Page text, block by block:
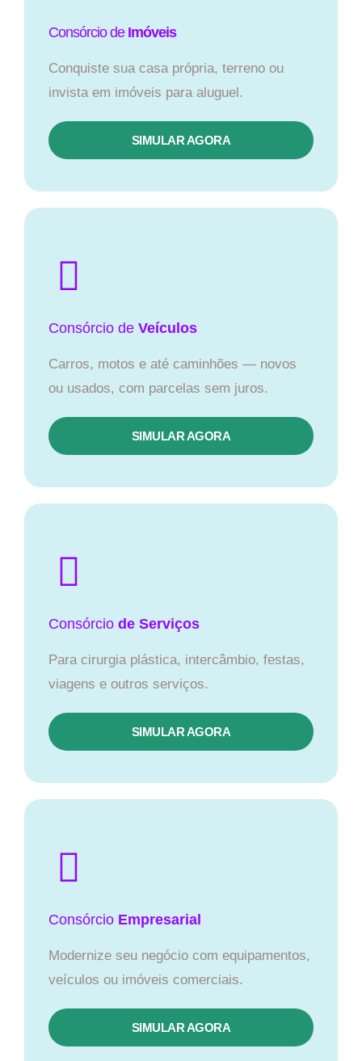
Consórcio de Imóveis
Conquiste sua casa própria, terreno ou
invista em imóveis para aluguel.
SIMULAR AGORA​
Consórcio de Veículos
Carros, motos e até caminhões — novos
ou usados, com parcelas sem juros.
SIMULAR AGORA
Consórcio de Serviços
Para cirurgia plástica, intercâmbio, festas,
viagens e outros serviços.
SIMULAR AGORA
Consórcio Empresarial
Modernize seu negócio com equipamentos,
veículos ou imóveis comerciais.
SIMULAR AGORA